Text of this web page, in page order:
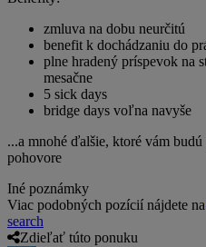
zmluva na dobu neurčitú
benefit k dochádzaniu do
plne hradený príspevok na
mesačne
5 sick days
bridge days voľna navyše
...a mnohé ďalšie, ktoré vám
pohovore
Iné poznámky
Viac podobných pozícií nájdete na
search
Zdieľať túto ponuku